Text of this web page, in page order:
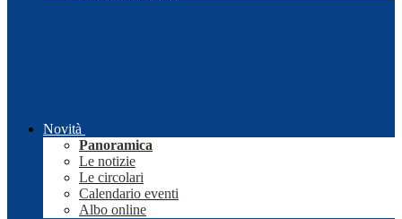
Novità
Panoramica
Le notizie
Le circolari
Calendario eventi
Albo online